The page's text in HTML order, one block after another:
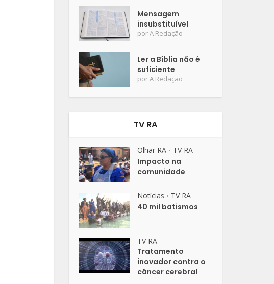
Mensagem
insubstituível
porA Redação
Ler a Bíblia não é
suficiente
porA Redação
TV RA
Olhar RA • TV RA
Impacto na
comunidade
Notícias • TV RA
40 mil batismos
TV RA
Tratamento
inovador contra o
câncer cerebral